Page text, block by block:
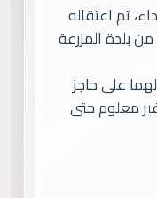
تم اعتقاله
بلدة المزرعة
على حاجز
معلوم حتى